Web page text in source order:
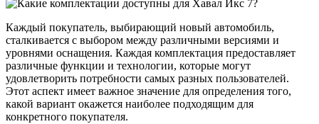
Каждый покупатель, выбирающий новый автомобиль,
сталкивается с выбором между различными версиями и
уровнями оснащения. Каждая комплектация предоставляет
различные функции и технологии, которые могут
удовлетворить потребности самых разных пользователей.
Этот аспект имеет важное значение для определения того,
какой вариант окажется наиболее подходящим для
конкретного покупателя.